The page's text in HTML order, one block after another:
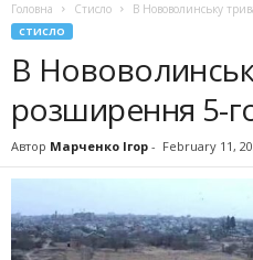
Головна Стисло В Нововолинську
СТИСЛО
В
розширення 5-
Автор Марченко Ігор - February 11,